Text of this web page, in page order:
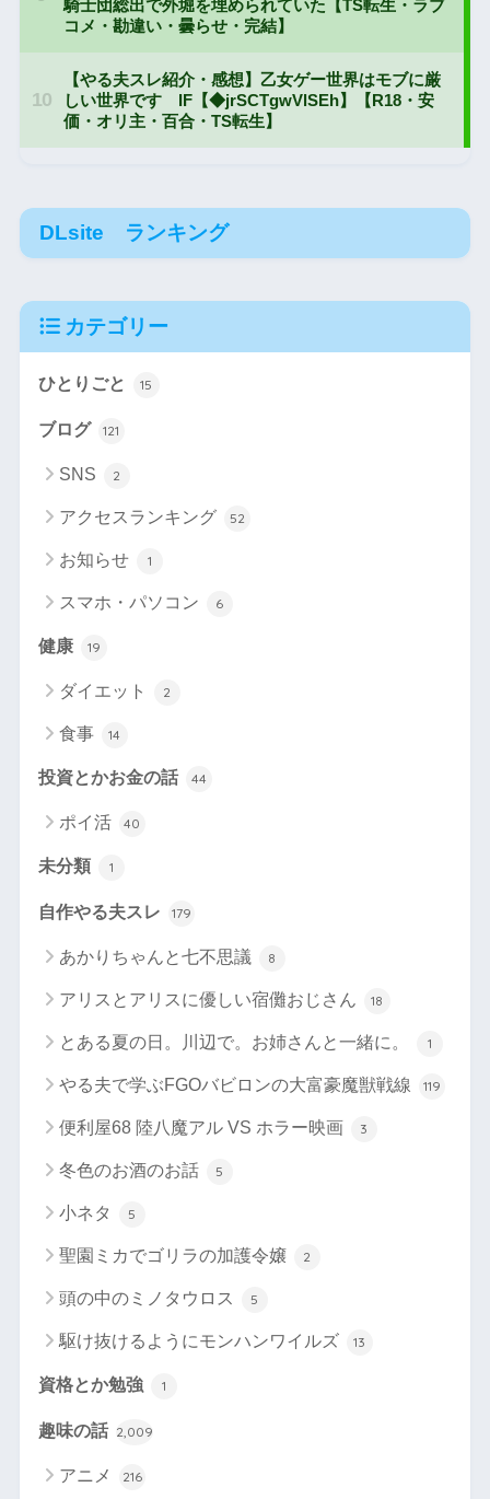
DLsite ランキング
カテゴリー
ひとりごと 15
ブログ 121
SNS 2
アクセスランキング 52
お知らせ 1
スマホ・パソコン 6
健康 19
ダイエット 2
食事 14
投資とかお金の話 44
ポイ活 40
未分類 1
自作やる夫スレ 179
あかりちゃんと七不思議 8
アリスとアリスに優しい宿儺おじさん 18
とある夏の日。川辺で。お姉さんと一緒に。 1
やる夫で学ぶFGOバビロンの大富豪魔獣戦線 119
便利屋68 陸八魔アル VS ホラー映画 3
冬色のお酒のお話 5
小ネタ 5
聖園ミカでゴリラの加護令嬢 2
頭の中のミノタウロス 5
駆け抜けるようにモンハンワイルズ 13
資格とか勉強 1
趣味の話 2,009
アニメ 216